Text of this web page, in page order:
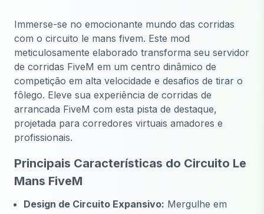
Immerse-se no emocionante mundo das corridas
com o circuito le mans fivem. Este mod
meticulosamente elaborado transforma seu servidor
de corridas FiveM em um centro dinâmico de
competição em alta velocidade e desafios de tirar o
fôlego. Eleve sua experiência de corridas de
arrancada FiveM com esta pista de destaque,
projetada para corredores virtuais amadores e
profissionais.
Principais Características do Circuito Le
Mans FiveM
Design de Circuito Expansivo: Mergulhe em